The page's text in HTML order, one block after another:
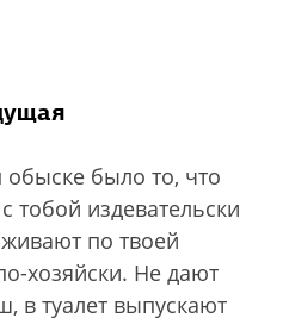
было то, что
тобой издевательски
по твоей
хозяйски. Не дают
в туалет выпускают